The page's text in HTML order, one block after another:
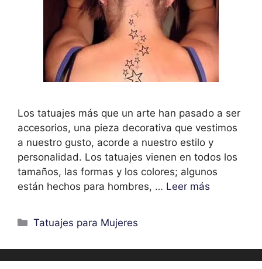
Los tatuajes más que un arte han pasado a ser
accesorios, una pieza decorativa que vestimos
a nuestro gusto, acorde a nuestro estilo y
personalidad. Los tatuajes vienen en todos los
tamaños, las formas y los colores; algunos
están hechos para hombres, … Leer más
Categorías
Tatuajes para Mujeres